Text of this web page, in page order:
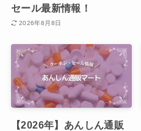
セール最新情報！
2026年8月8日
【2026年】あんしん通販